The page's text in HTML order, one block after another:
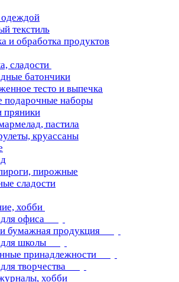
одеждой
текстиль
и обработка продуктов
сладости
батончики
тесто и выпечка
подарочные наборы
пряники
пастила
круассаны
пирожные
сладости
хобби
офиса
бумажная продукция
школы
принадлежности
творчества
хобби